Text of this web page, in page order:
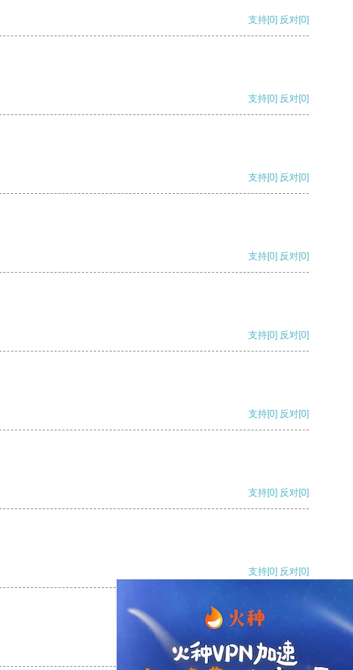
支持[0] 反对[0]
支持[0] 反对[0]
支持[0] 反对[0]
支持[0] 反对[0]
支持[0] 反对[0]
支持[0] 反对[0]
支持[0] 反对[0]
支持[0] 反对[0]
支持[0] 反对